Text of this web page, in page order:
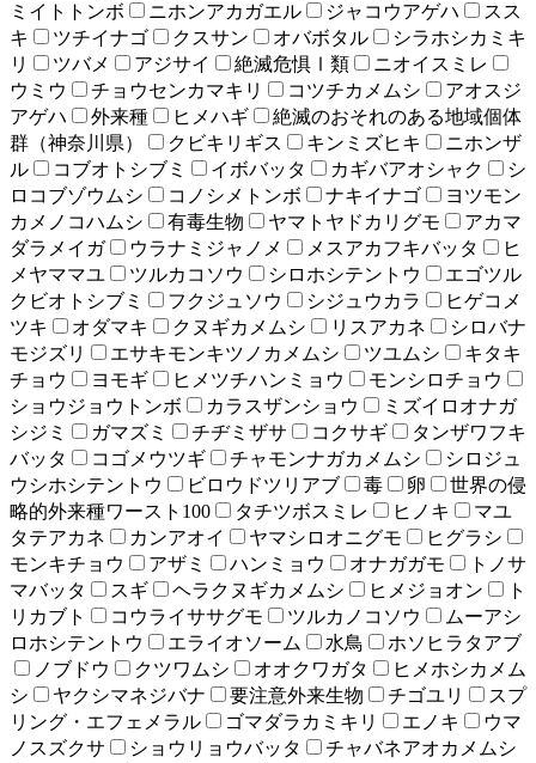
ミイトトンボ
ニホンアカガエル ジャコウアゲハ
スス
キ
ツチイナゴ クスサン オバボタル
シラホシカミキ
リ
ツバメ アジサイ 絶滅危惧Ⅰ類
ニオイスミレ
ウミウ
チョウセンカマキリ コツチカメムシ
アオスジ
アゲハ
外来種 ヒメハギ
絶滅のおそれのある地域個体
群（神奈川県）
クビキリギス キンミズヒキ
ニホンザ
ル
コブオトシブミ イボバッタ カギバアオシャク
シ
ロコブゾウムシ
コノシメトンボ ナキイナゴ
ヨツモン
カメノコハムシ
有毒生物 ヤマトヤドカリグモ
アカマ
ダラメイガ
ウラナミジャノメ メスアカフキバッタ
ヒ
メヤママユ
ツルカコソウ シロホシテントウ
エゴツル
クビオトシブミ
フクジュソウ シジュウカラ
ヒゲコメ
ツキ
オダマキ クヌギカメムシ リスアカネ
シロバナ
モジズリ
エサキモンキツノカメムシ ツユムシ
キタキ
チョウ
ヨモギ ヒメツチハンミョウ
モンシロチョウ
ショウジョウトンボ
カラスザンショウ
ミズイロオナガ
シジミ
ガマズミ チヂミザサ コクサギ
タンザワフキ
バッタ
コゴメウツギ チャモンナガカメムシ
シロジュ
ウシホシテントウ
ビロウドツリアブ 毒 卵
世界の侵
略的外来種ワースト100
タチツボスミレ ヒノキ
マユ
タテアカネ
カンアオイ ヤマシロオニグモ
ヒグラシ
モンキチョウ
アザミ ハンミョウ オナガガモ
トノサ
マバッタ
スギ ヘラクヌギカメムシ ヒメジョオン
ト
リカブト
コウライササグモ ツルカノコソウ
ムーアシ
ロホシテントウ
エライオソーム 水鳥
ホソヒラタアブ
ノブドウ
クツワムシ オオクワガタ
ヒメホシカメム
シ
ヤクシマネジバナ 要注意外来生物 チゴユリ
スプ
リング・エフェメラル
ゴマダラカミキリ エノキ
ウマ
ノスズクサ
ショウリョウバッタ
チャバネアオカメムシ